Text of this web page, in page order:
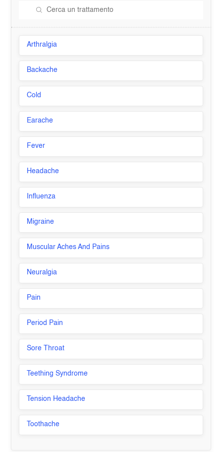
Arthralgia
Backache
Cold
Earache
Fever
Headache
Influenza
Migraine
Muscular Aches And Pains
Neuralgia
Pain
Period Pain
Sore Throat
Teething Syndrome
Tension Headache
Toothache